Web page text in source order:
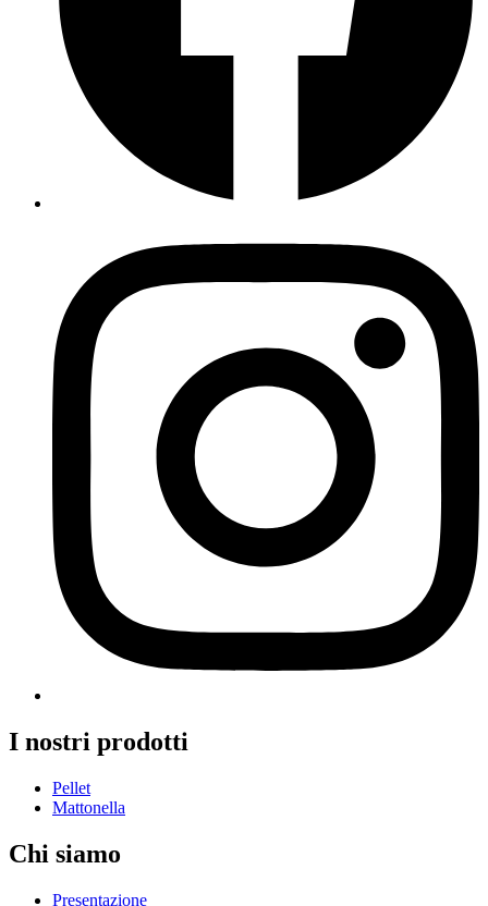
I nostri prodotti
Pellet
Mattonella
Chi siamo
Presentazione